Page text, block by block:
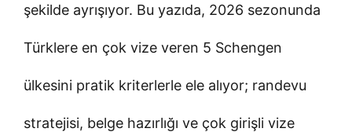
şekilde ayrışıyor. Bu yazıda, 2026 sezonunda
Türklere en çok vize veren 5 Schengen
ülkesini pratik kriterlerle ele alıyor; randevu
stratejisi, belge hazırlığı ve çok girişli vize